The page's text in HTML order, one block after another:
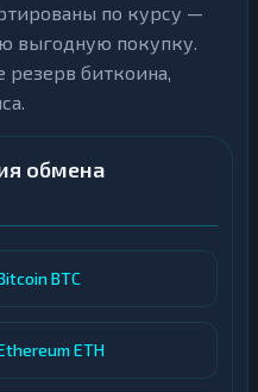
по курсу —
выгодную покупку.
резерв биткоина,
обмена
BTC
ETH